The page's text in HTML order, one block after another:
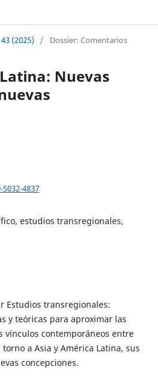
(2025) / Dossier: Comentarios
Nuevas
4837
estudios transregionales,
Estudios transregionales:
y teóricas para aproximar las
vínculos contemporáneos entre
a Asia y América Latina, sus
concepciones.